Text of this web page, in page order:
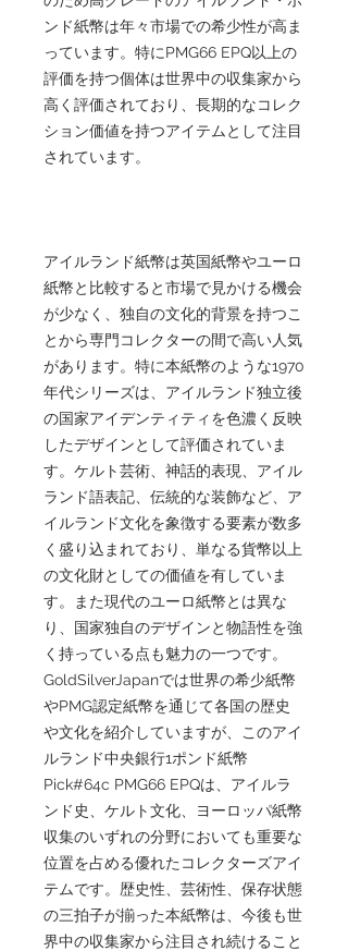
ンド紙幣は年々市場での希少性が高ま
っています。特にPMG66 EPQ以上の
評価を持つ個体は世界中の収集家から
高く評価されており、長期的なコレク
ション価値を持つアイテムとして注目
されています。
アイルランド紙幣は英国紙幣やユーロ
紙幣と比較すると市場で見かける機会
が少なく、独自の文化的背景を持つこ
とから専門コレクターの間で高い人気
があります。特に本紙幣のような1970
年代シリーズは、アイルランド独立後
の国家アイデンティティを色濃く反映
したデザインとして評価されていま
す。ケルト芸術、神話的表現、アイル
ランド語表記、伝統的な装飾など、ア
イルランド文化を象徴する要素が数多
く盛り込まれており、単なる貨幣以上
の文化財としての価値を有していま
す。また現代のユーロ紙幣とは異な
り、国家独自のデザインと物語性を強
く持っている点も魅力の一つです。
GoldSilverJapanでは世界の希少紙幣
やPMG認定紙幣を通じて各国の歴史
や文化を紹介していますが、このアイ
ルランド中央銀行1ポンド紙幣
Pick#64c PMG66 EPQは、アイルラ
ンド史、ケルト文化、ヨーロッパ紙幣
収集のいずれの分野においても重要な
位置を占める優れたコレクターズアイ
テムです。歴史性、芸術性、保存状態
の三拍子が揃った本紙幣は、今後も世
界中の収集家から注目され続けること